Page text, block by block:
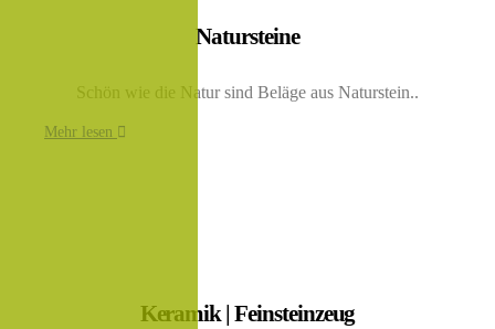
Natursteine
Schön wie die Natur sind Beläge aus Naturstein..
Mehr lesen
Keramik | Feinsteinzeug